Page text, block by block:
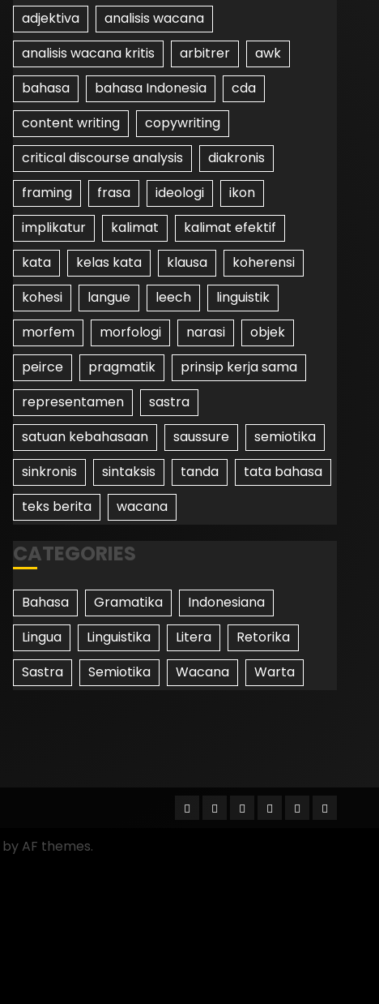
adjektiva
analisis wacana
analisis wacana kritis
arbitrer
awk
bahasa
bahasa Indonesia
cda
content writing
copywriting
critical discourse analysis
diakronis
framing
frasa ideologi
ikon
implikatur
kalimat
kalimat efektif
kata
kelas kata klausa
koherensi
kohesi
langue leech
linguistik
morfem
morfologi narasi
objek
peirce
pragmatik
prinsip kerja sama
representamen
sastra
satuan kebahasaan
saussure
semiotika
sinkronis
sintaksis tanda
tata bahasa
teks berita
wacana
CATEGORIES
Bahasa Gramatika
Indonesiana
Lingua
Linguistika Litera
Retorika
Sastra
Semiotika Wacana Warta
by AF themes.